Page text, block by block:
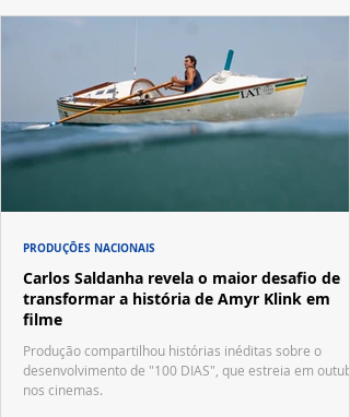
Carlos Saldanha revela o maior desafio de
transformar a história de Amyr Klink em
filme
Produção compartilhou histórias inéditas sobre o
desenvolvimento de "100 DIAS", que estreia em
nos cinemas.
PRODUÇÕES NACIONAIS